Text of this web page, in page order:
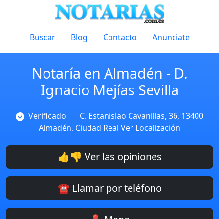
Buscar Blog Contacto Anunciate
Notaría en Almadén - D.
Ignacio Mejías Sevilla
Verificado
C. Estanislao Cavanillas, 36, 13400
Almadén, Ciudad Real Ver Localización
👍👎 Ver las opiniones
☎️ Llamar por teléfono